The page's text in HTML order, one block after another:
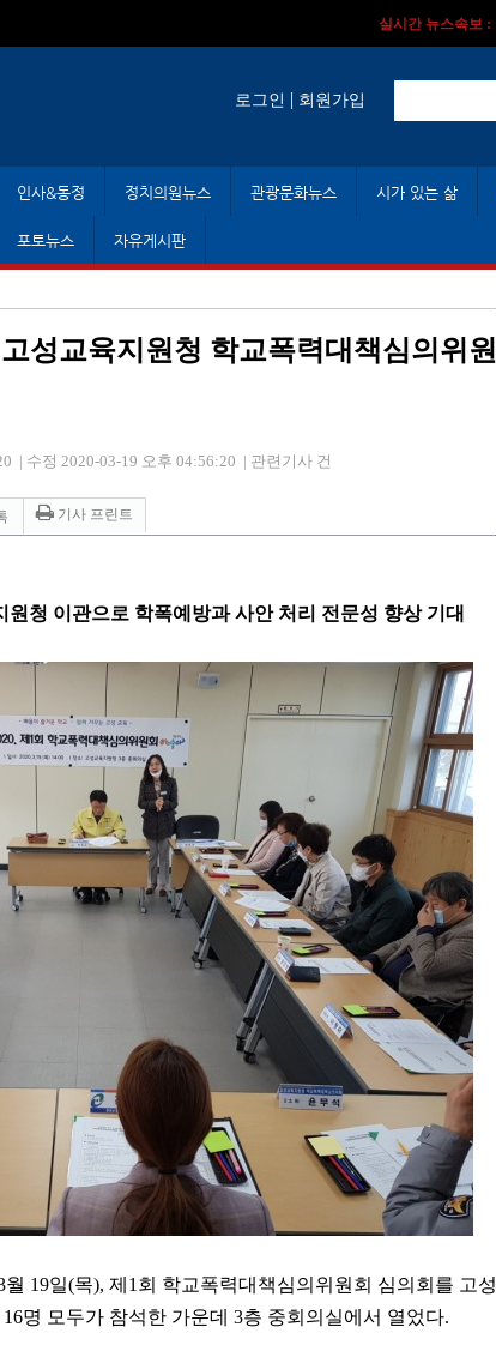
실시간 뉴스속보 :
로그인 | 회원가입
인사&동정 정치의원뉴스 관광문화뉴스 시가 있는 삶
포토뉴스 자유게시판
성교육지원청 학교폭력대책심의위원
수정 2020-03-19 오후 04:56:20 관련기사 건
기사 프린트
청 이관으로 학폭예방과 사안 처리 전문성 향상 기대
월 19일(목), 제 1 회 학교폭력대책심의위원회 심의회를 고성
16명 모두가 참석한 가운데 3층 중회의실에서 열었다.